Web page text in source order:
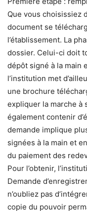
Que vous choisissiez
document se
l’établissement. La
dossier. Celui-ci doit
dépôt signé à la main
l’institution met
une brochure
expliquer la marche à
également contenir
demande implique
signées à la main et
du paiement des
Pour l’obtenir,
Demande
n’oubliez pas
copie du pouvoir